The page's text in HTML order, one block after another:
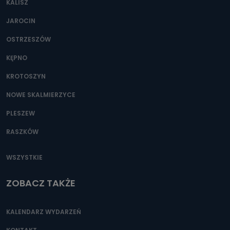
Można to zrobić pod numerem telefonu 62 735-51-05 lub
KALISZ
JAROCIN
OSTRZESZÓW
KĘPNO
KROTOSZYN
NOWE SKALMIERZYCE
PLESZEW
RASZKÓW
WSZYSTKIE
ZOBACZ TAKŻE
KALENDARZ WYDARZEŃ